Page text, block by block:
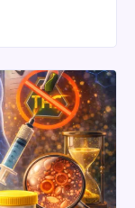
y
dato clave es